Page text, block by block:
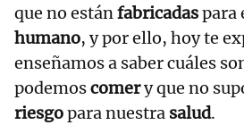
que no estánfabricadaspara
humano, y por ello, hoy te
enseñamos a saber cuáles
podemoscomery que no
riesgopara nuestra salud.